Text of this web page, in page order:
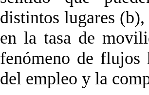
distintos lugares
en la tasa de
fenómeno de flujos
del empleo y la